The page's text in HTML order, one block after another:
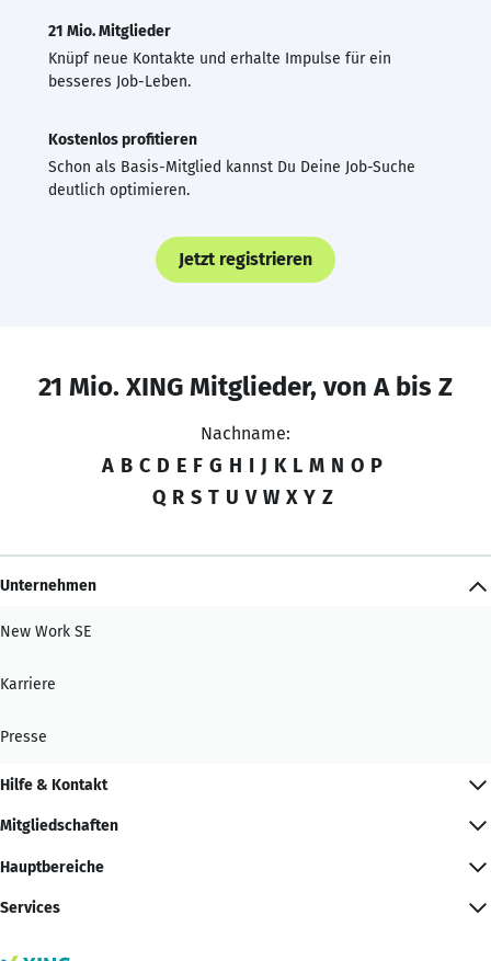
21 Mio. Mitglieder
Knüpf neue Kontakte und erhalte Impulse für ein
besseres Job-Leben.
Kostenlos profitieren
Schon als Basis-Mitglied kannst Du Deine Job-Suche
deutlich optimieren.
Jetzt registrieren
21 Mio. XING Mitglieder, von A bis Z
Nachname:
A B C D E F G H I J K L M N O P
Q R S T U V W X Y Z
Unternehmen
New Work SE
Karriere
Presse
Hilfe & Kontakt
Mitgliedschaften
Hauptbereiche
Services